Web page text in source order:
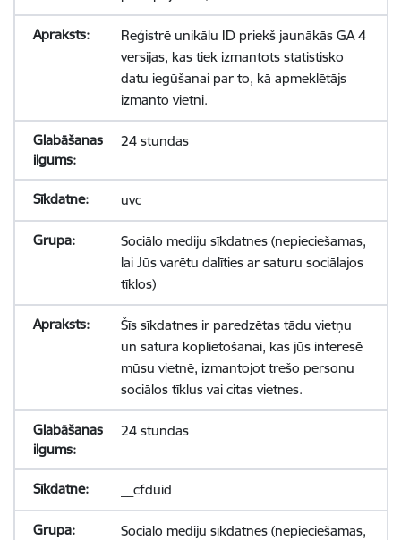
Reģistrē unikālu ID priekš jaunākās GA 4
versijas, kas tiek izmantots statistisko
datu iegūšanai par to, kā apmeklētājs
izmanto vietni.
24 stundas
uvc
Sociālo mediju sīkdatnes (nepieciešamas,
lai Jūs varētu dalīties ar saturu sociālajos
tīklos)
Šīs sīkdatnes ir paredzētas tādu vietņu
un satura koplietošanai, kas jūs interesē
mūsu vietnē, izmantojot trešo personu
sociālos tīklus vai citas vietnes.
24 stundas
__cfduid
Sociālo mediju sīkdatnes (nepieciešamas,